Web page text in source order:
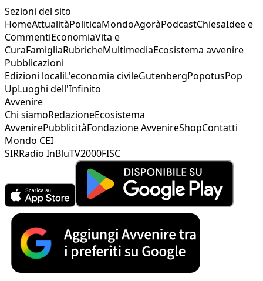
Sezioni del sito
HomeAttualitàPoliticaMondoAgoràPodcastChiesaIdee e
CommentiEconomiaVita e
CuraFamigliaRubricheMultimediaEcosistema avvenire
Pubblicazioni
Edizioni localiL'economia civileGutenbergPopotusPop
UpLuoghi dell'Infinito
Avvenire
Chi siamoRedazioneEcosistema
AvvenirePubblicitàFondazione AvvenireShopContatti
Mondo CEI
SIRRadio InBluTV2000FISC